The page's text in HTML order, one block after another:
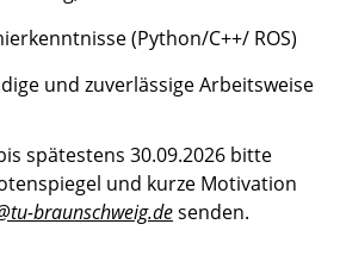
(Python/C++/ ROS)
und zuverlässige Arbeitsweise
spätestens 30.09.2026 bitte
und kurze Motivation
braunschweig.desenden.